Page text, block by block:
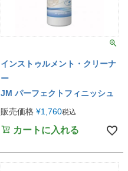
インストゥルメント・クリーナ
ー
JM パーフェクトフィニッシュ
販売価格 ¥1,760税込
カートに入れる